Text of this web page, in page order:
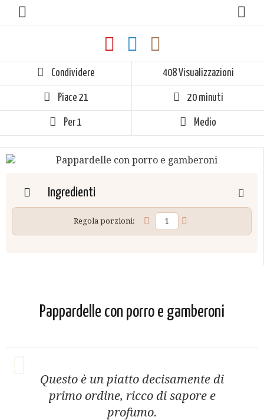
Condividere 408 Visualizzazioni
Piace 21 20 minuti
Per 1 Medio
Ingredienti
Regola porzioni:
Pappardelle con porro e gamberoni
Questo è un piatto decisamente di
primo ordine, ricco di sapore e
profumo.